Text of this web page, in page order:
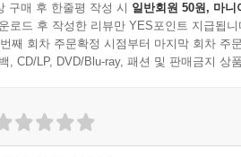
구매 후 한줄평 작성 시 일반회원 50원, 마니
로드 후 작성한 리뷰만 YES포인트 지급됩니
째 회차 주문확정 시점부터 마지막 회차 주
, CD/LP, DVD/Blu-ray, 패션 및 판매금지 상